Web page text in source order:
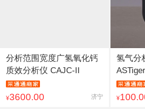
分析范围宽度广氢氧化钙
质效分析仪 CAJC-II
¥3600.00 济宁
氢气分
¥